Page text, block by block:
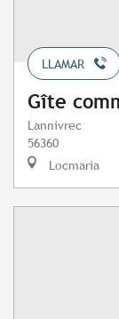
LLAMAR
Gîte
Lannivrec
56360
Locmaria